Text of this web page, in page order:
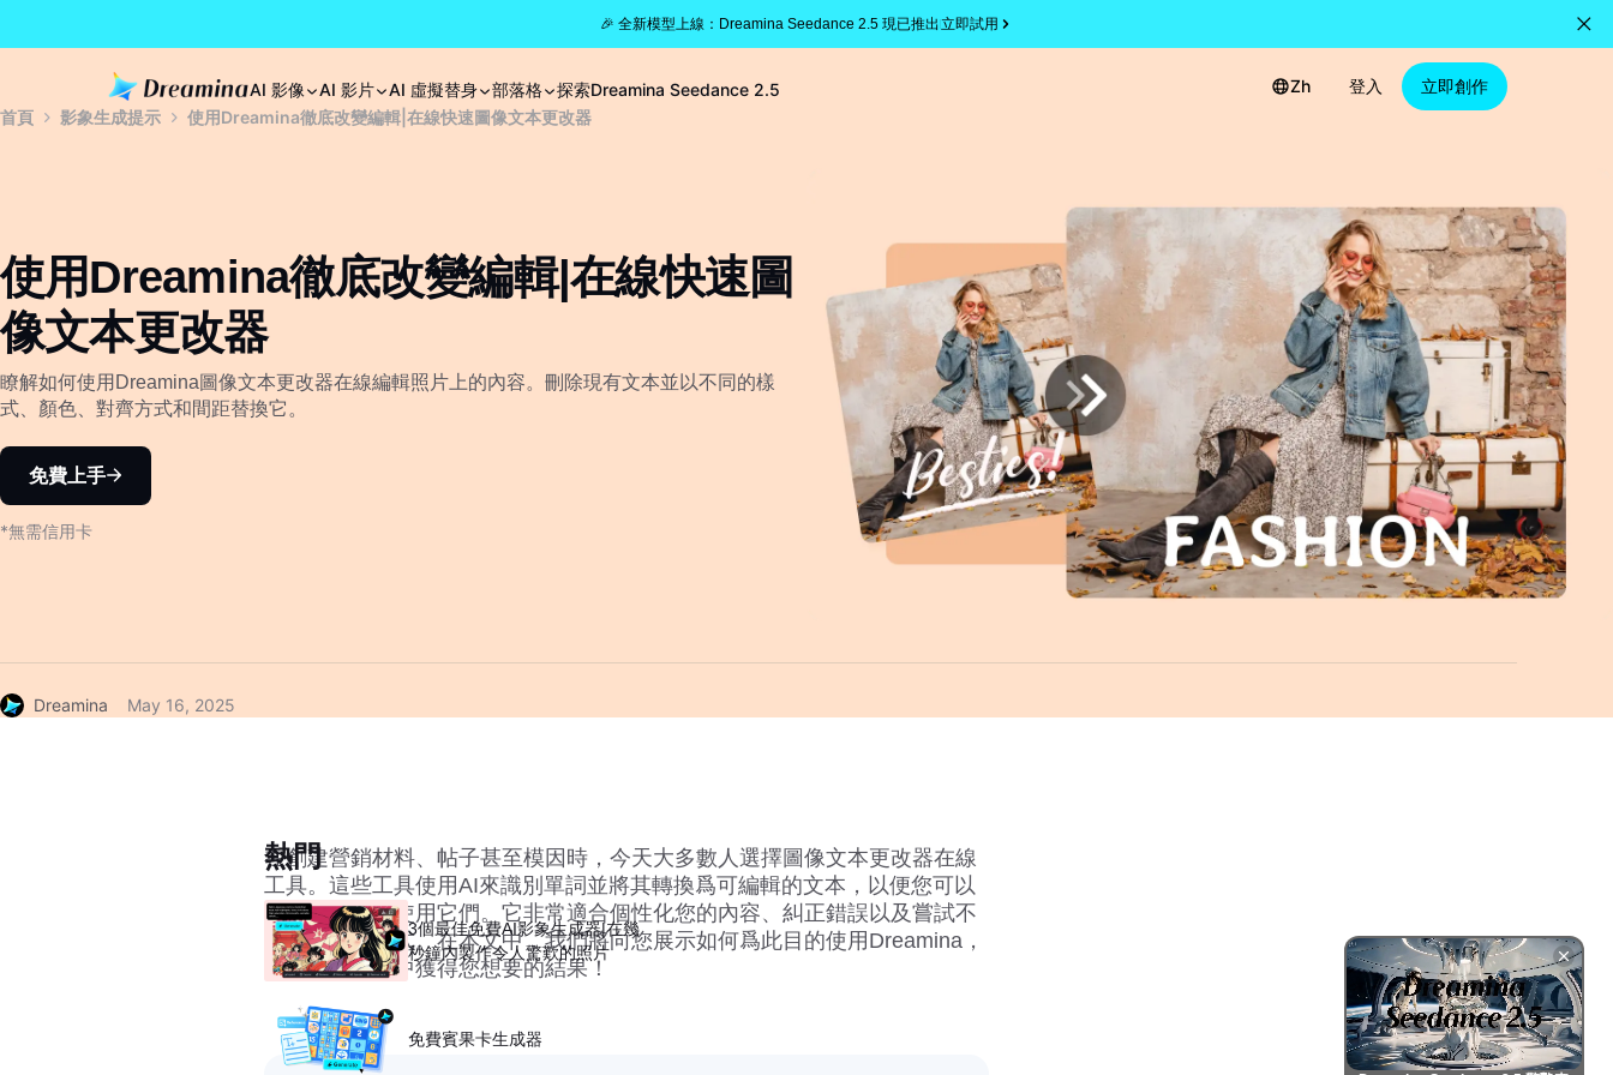
🎉 全新模型上線：Dreamina Seedance 2.5 現已推出立即試用
AI 影像 AI 影片 AI 虛擬替身 部落格 探索Dreamina Seedance 2.5 Zh 登入
立即創作
首頁
影象生成提示 使用Dreamina徹底改變編輯|在線快速圖像文本更改器
使用Dreamina徹底改變編輯|在線快速圖
像文本更改器
瞭解如何使用Dreamina圖像文本更改器在線編輯照片上的內容。刪除現有文本並以不同的樣
式、顏色、對齊方式和間距替換它。
免費上手
*無需信用卡
Dreamina May 16, 2025
在創建營銷材料、帖子甚至模因時，今天大多數人選擇圖像文本更改器在線
工具。這些工具使用AI來識別單詞並將其轉換爲可編輯的文本，以便您可以
在項目中快速使用它們。它非常適合個性化您的內容、糾正錯誤以及嘗試不
同的字體和樣式。在本文中，我們將向您展示如何爲此目的使用Dreamina，
並從您的圖片中獲得您想要的結果！
熱門
3個最佳免費AI影象生成器|在幾
秒鐘內製作令人驚歎的照片
免費賓果卡生成器